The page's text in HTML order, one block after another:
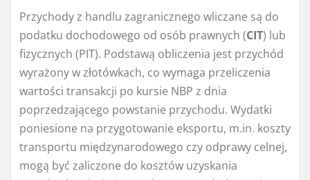
Przychody z handlu zagranicznego wliczane są do
podatku dochodowego od osób prawnych (CIT) lub
fizycznych (PIT). Podstawą obliczenia jest przychód
wyrażony w złotówkach, co wymaga przeliczenia
wartości transakcji po kursie NBP z dnia
poprzedzającego powstanie przychodu. Wydatki
poniesione na przygotowanie eksportu, m.in. koszty
transportu międzynarodowego czy odprawy celnej,
mogą być zaliczone do kosztów uzyskania